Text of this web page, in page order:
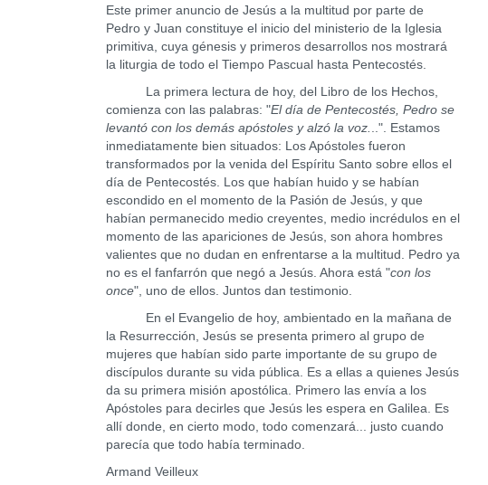
Este primer anuncio de Jesús a la multitud por parte de
Pedro y Juan constituye el inicio del ministerio de la Iglesia
primitiva, cuya génesis y primeros desarrollos nos mostrará
la liturgia de todo el Tiempo Pascual hasta Pentecostés.
La primera lectura de hoy, del Libro de los Hechos,
comienza con las palabras: "El día de Pentecostés, Pedro se
levantó con los demás apóstoles y alzó la voz. ..". Estamos
inmediatamente bien situados: Los Apóstoles fueron
transformados por la venida del Espíritu Santo sobre ellos el
día de Pentecostés. Los que habían huido y se habían
escondido en el momento de la Pasión de Jesús, y que
habían permanecido medio creyentes, medio incrédulos en el
momento de las apariciones de Jesús, son ahora hombres
valientes que no dudan en enfrentarse a la multitud. Pedro ya
no es el fanfarrón que negó a Jesús. Ahora está "con los
once", uno de ellos. Juntos dan testimonio.
En el Evangelio de hoy, ambientado en la mañana de
la Resurrección, Jesús se presenta primero al grupo de
mujeres que habían sido parte importante de su grupo de
discípulos durante su vida pública. Es a ellas a quienes Jesús
da su primera misión apostólica. Primero las envía a los
Apóstoles para decirles que Jesús les espera en Galilea. Es
allí donde, en cierto modo, todo comenzará... justo cuando
parecía que todo había terminado.
Armand Veilleux